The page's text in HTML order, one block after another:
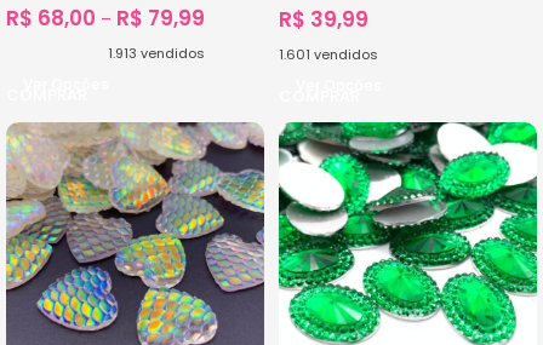
R$ 68,00 – R$ 79,99
1.913 vendidos
R$ 39,99
1.601 vendidos